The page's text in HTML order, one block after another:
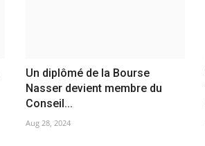
Un diplômé de la Bourse
Nasser devient membre du
Conseil...
Aug 28, 2024